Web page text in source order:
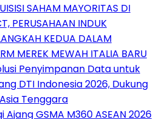
SAHAM MAYORITAS DI
PERUSAHAAN INDUK
KEDUA DALAM
MEREK MEWAH ITALIA BARU
Penyimpanan Data untuk
DTI Indonesia 2026, Dukung
Tenggara
GSMA M360 ASEAN 2026